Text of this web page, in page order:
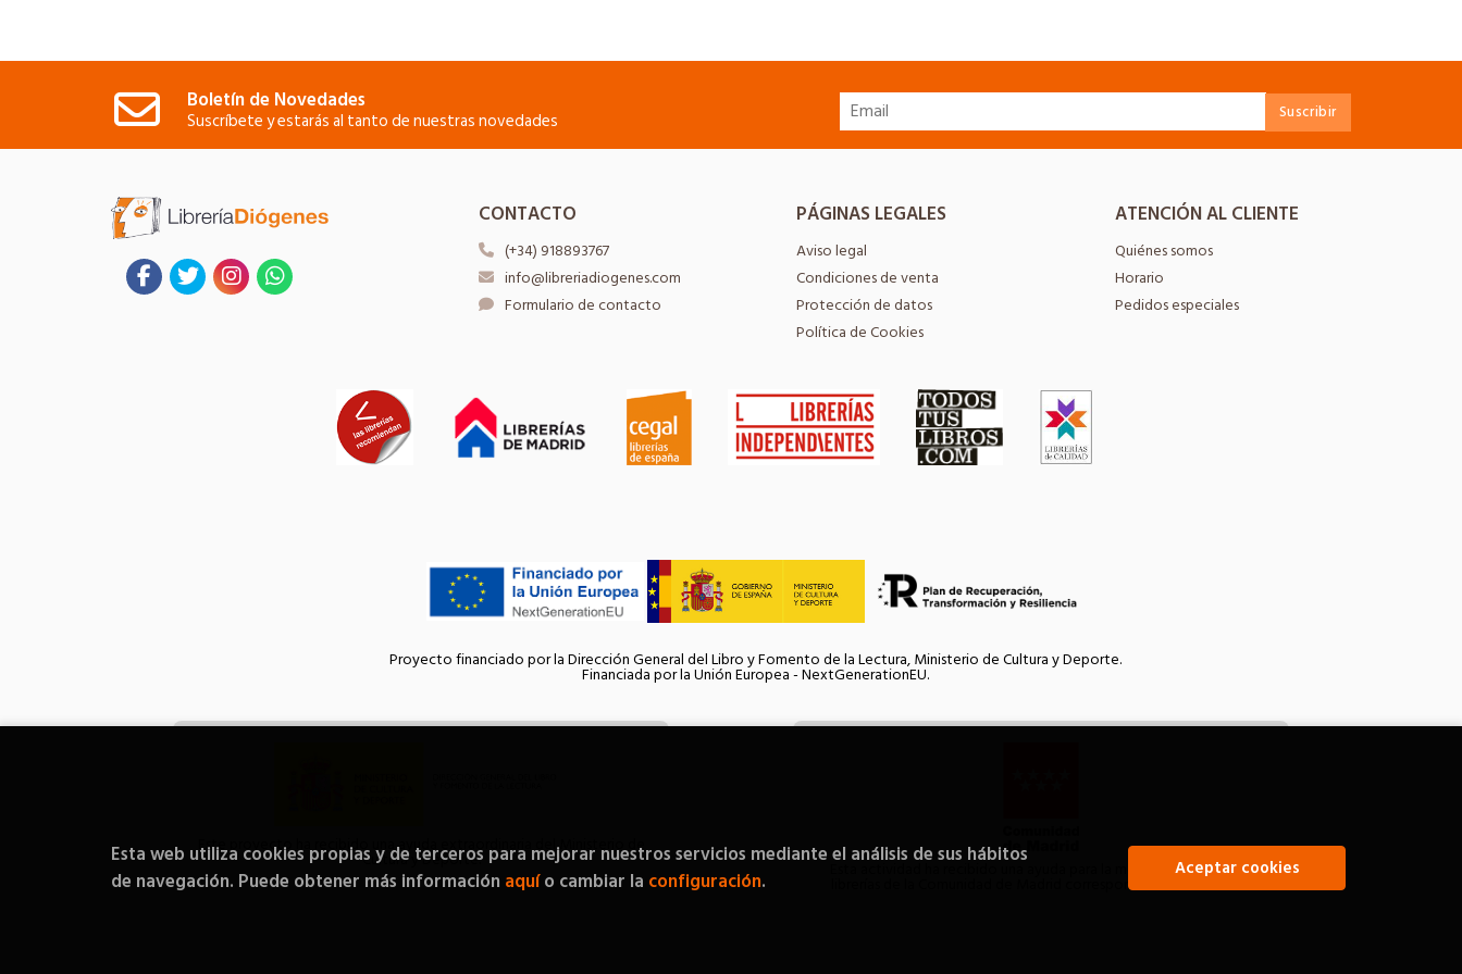
Boletín de Novedades
Suscríbete y estarás al tanto de nuestras novedades
CONTACTO
(+34) 918893767
info@libreriadiogenes.com
Formulario de contacto
PÁGINAS LEGALES
Aviso legal
Condiciones de venta
Protección de datos
Política de Cookies
ATENCIÓN AL CLIENTE
Quiénes somos
Horario
Pedidos especiales
Proyecto financiado por la Dirección General del Libro y Fomento de la Lectura, Ministerio de Cultura y Deporte.
Financiada por la Unión Europea - NextGenerationEU.
Este proyecto ha recibido una ayuda extraordinaria del Ministerio de
Cultura y Deporte. Esta actividad ha recibido una ayuda para la modernización de las
librerías de la Comunidad de Madrid correspondiente al año 2021.
Esta web utiliza cookies propias y de terceros para mejorar nuestros servicios mediante el análisis de sus hábitos
de navegación. Puede obtener más información aquío cambiar la configuración. Aceptar cookies